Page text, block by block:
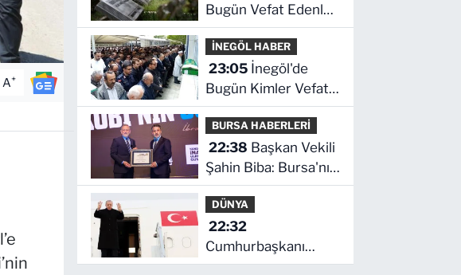
A+
Bugün Vefat Edenler
Kimler? | 06 Ağustos
2026 Perşembe
İNEGÖL HABER
23:05
Bugün Kimler Vefat
Etti? | 06 Ağustos
2026 Perşembe
BURSA HABERLERİ
22:38
Şahin Biba: Bursa'nın
geleceğini bütüncül
anlayışla planlıyoruz
DÜNYA
22:32
Cumhurbaşkanı
Erdoğan, Suudi